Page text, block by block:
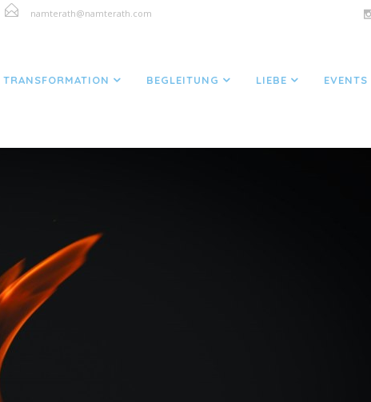
namterath@namterath.com
TRANSFORMATION BEGLEITUNG LIEBE EVENTS